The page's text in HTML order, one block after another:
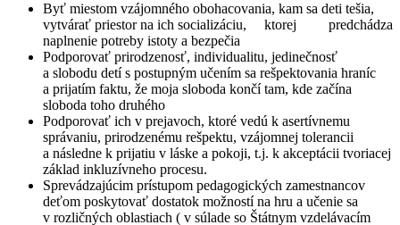
Byť miestom vzájomného obohacovania, kam sa deti tešia,
vytvárať priestor na ich socializáciu, ktorej predchádza
naplnenie potreby istoty a bezpečia
Podporovať prirodzenosť, individualitu, jedinečnosť
a slobodu detí s postupným učením sa rešpektovania hraníc
a prijatím faktu, že moja sloboda končí tam, kde začína
sloboda toho druhého
Podporovať ich v prejavoch, ktoré vedú k asertívnemu
správaniu, prirodzenému rešpektu, vzájomnej tolerancii
a následne k prijatiu v láske a pokoji, t.j. k akceptácii tvoriacej
základ inkluzívneho procesu.
Sprevádzajúcim prístupom pedagogických zamestnancov
deťom poskytovať dostatok možností na hru a učenie sa
v rozličných oblastiach ( v súlade so Štátnym vzdelávacím